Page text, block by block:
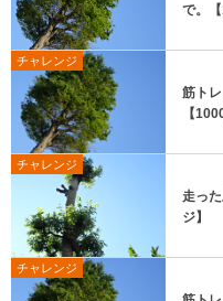
で。
チャレンジ
筋ト
【
チャレンジ
走っ
ジ】
チャレンジ